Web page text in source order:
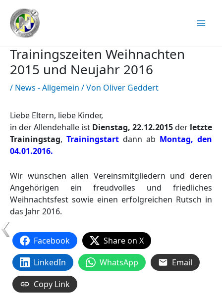
Inhalt
springen
Trainingszeiten Weihnachten
2015 und Neujahr 2016
/ News - Allgemein / Von Oliver Geddert
Liebe Eltern, liebe Kinder,
in der Allendehalle ist Dienstag, 22.12.2015der letzte
Trainingstag, Trainingstart dann ab Montag, den
04.01.2016.
Wir wünschen allen Vereinsmitgliedern und deren
Angehörigen ein freudvolles und friedliches
Weihnachtsfest sowie einen erfolgreichen Rutsch in
das Jahr 2016.
Facebook
Share on X
LinkedIn
WhatsApp
Email
Copy Link